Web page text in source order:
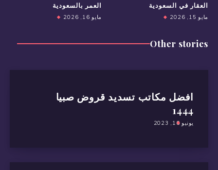
العمر بالسعودية
مايو 16, 2026
العقار في السعودية
مايو 15, 2026
Other stories
افضل مكاتب تسديد قروض صبيا
1444
يونيو 16, 2023